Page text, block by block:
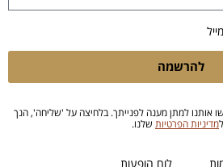
לוח הופעות
להרשמה
אותנו למתן מענה לפנייתך. בלחיצה על 'שליחה', הנך
מדיניות הפרטיות שלנו.